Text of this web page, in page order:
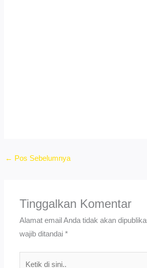
← Pos Sebelumnya
Tinggalkan Komentar
Alamat email Anda tidak akan
wajib ditandai*